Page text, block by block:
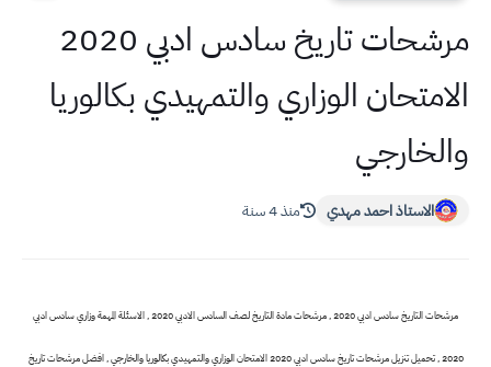
مرشحات تاريخ سادس ادبي 2020
الامتحان الوزاري والتمهيدي بكالوريا
والخارجي
الاستاذ احمد مهدي منذ 4 سنة
مرشحات التاريخ سادس ادبي 2020 , مرشحات مادة التاريخ لصف السادس الادبي 2020 , الاسئلة المهمة وزاري سادس ادبي
2020 , تحميل تنزيل مرشحات تاريخ سادس ادبي 2020 الامتحان الوزاري والتمهيدي بكالوريا والخارجي , افضل مرشحات تاريخ